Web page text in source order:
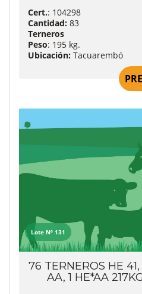
Cert.: 104298
Cantidad: 83
Terneros
Peso: 195 kg.
Ubicación: Tacuarembó
Lote Nº 131
76 TERNEROS HE
AA, 1 HE*AA